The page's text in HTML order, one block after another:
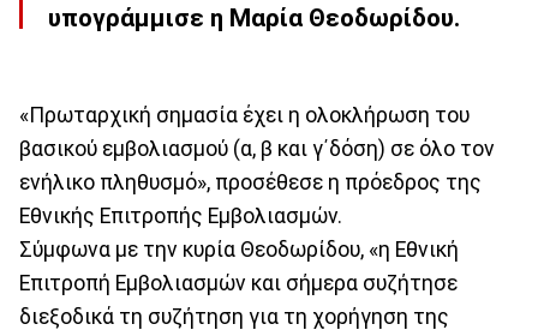
υπογράμμισε η Μαρία Θεοδωρίδου.
«Πρωταρχική σημασία έχει η ολοκλήρωση του
βασικού εμβολιασμού (α, β και γ΄δόση) σε όλο τον
ενήλικο πληθυσμό», προσέθεσε η πρόεδρος της
Εθνικής Επιτροπής Εμβολιασμών.
Σύμφωνα με την κυρία Θεοδωρίδου, «η Εθνική
Επιτροπή Εμβολιασμών και σήμερα συζήτησε
διεξοδικά τη συζήτηση για τη χορήγηση της